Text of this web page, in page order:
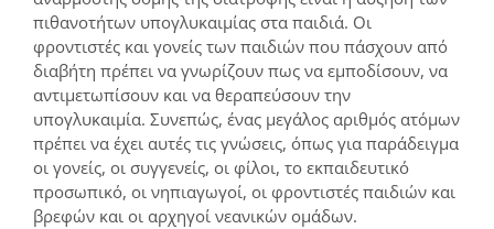
πιθανοτήτων υπογλυκαιμίας στα παιδιά. Οι
φροντιστές και γονείς των παιδιών που πάσχουν από
διαβήτη πρέπει να γνωρίζουν πως να εμποδίσουν, να
αντιμετωπίσουν και να θεραπεύσουν την
υπογλυκαιμία. Συνεπώς, ένας μεγάλος αριθμός ατόμων
πρέπει να έχει αυτές τις γνώσεις, όπως για παράδειγμα
οι γονείς, οι συγγενείς, οι φίλοι, το εκπαιδευτικό
προσωπικό, οι νηπιαγωγοί, οι φροντιστές παιδιών και
βρεφών και οι αρχηγοί νεανικών ομάδων.